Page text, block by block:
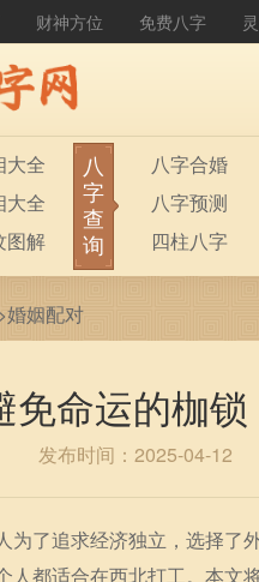
财神方位 免费八字
大全
大全
图解
算命
占卜
八
字
查
询
八字合婚
八字预测
四柱八字
六十甲子
婚姻配对
免命运的枷
发布时间：2025-04-12
为了追求经济独立，选择了
人都适合在西北打工。本文